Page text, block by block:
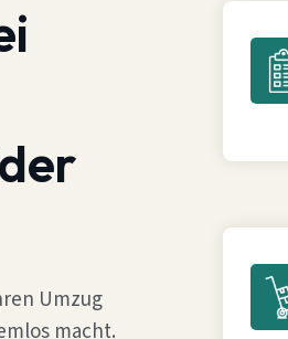
Umzug
macht.